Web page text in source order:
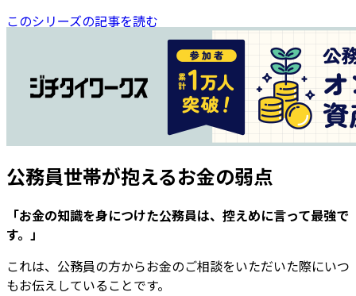
このシリーズの記事を読む
公務員世帯が抱えるお金の弱点
「お金の知識を身につけた公務員は、控えめに言って最強で
す。」
これは、公務員の方からお金のご相談をいただいた際にいつ
もお伝えしていることです。